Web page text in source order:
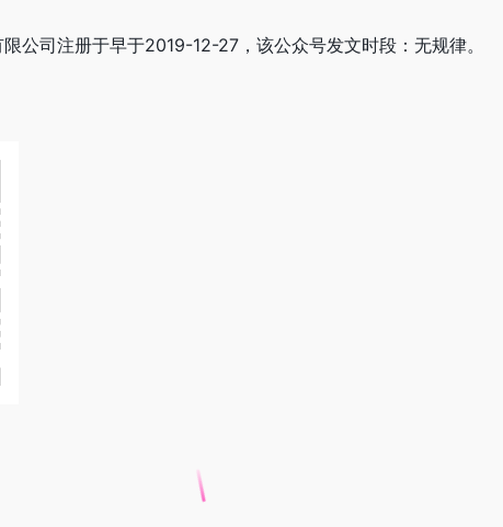
司注册于早于2019-12-27，该公众号发文时段：无规律。